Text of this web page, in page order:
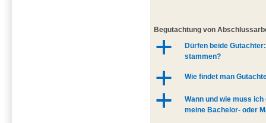
Begutachtung von
a
Dürfen beide
stammen?
a Wie findet man
a
Wann und wie muss
meine Bachelor- oder